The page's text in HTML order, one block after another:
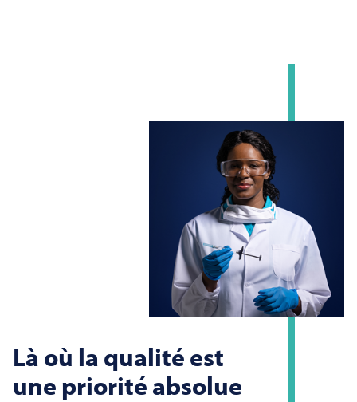
Là où la qualité est
une priorité absolue